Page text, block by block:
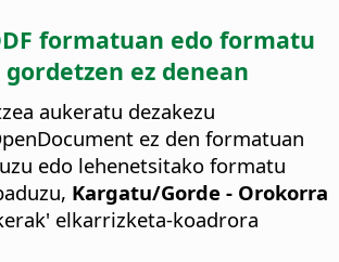
formatuan edo formatu
ez denean
aukeratu dezakezu
ez den formatuan
edo lehenetsitako formatu
Kargatu/Gorde - Orokorra
elkarrizketa-koadrora